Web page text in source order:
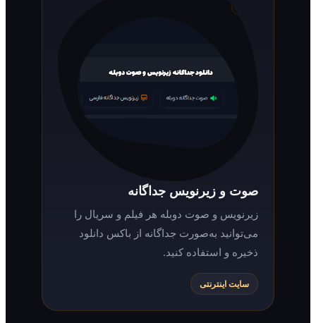
صوت و زیرنویس جداگانه
زیرنویس و صوت دوبله هر فیلم و سریال را
می‌توانید به‌صورت جداگانه از باکس دانلود
ذخیره و استفاده کنید.
سایت اینترنتی